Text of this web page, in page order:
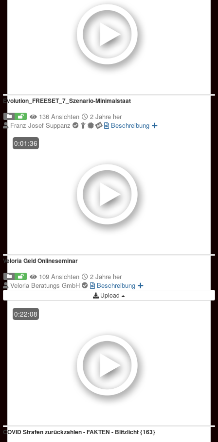
Evolution_FREESET_7_Szenario-Minimalstaat
136 Ansichten
2 Jahre her
Franz Josef Suppanz
Beschreibung
0:01:36
Veloria Geld Onlineseminar
109 Ansichten
2 Jahre her
Veloria Beratungs GmbH
Beschreibung
Upload
0:22:08
COVID Strafen zurückzahlen - FAKTEN - Blitzlicht {163}